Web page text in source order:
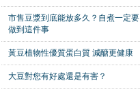
市售豆漿到底能放多久？自煮一定要
做到這件事
黃豆植物性優質蛋白質 減醣更健康
大豆對您有好處還是有害？